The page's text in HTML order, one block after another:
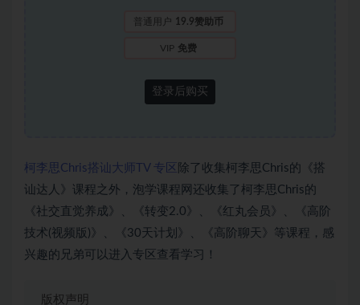
普通用户 19.9赞助币
VIP 免费
登录后购买
柯李思Chris搭讪大师TV 专区 除了收集柯李思Chris的《搭
讪达人》课程之外，泡学课程网还收集了柯李思Chris的
《社交直觉养成》、《转变2.0》、《红丸会员》、《高阶
技术(视频版)》、《30天计划》、《高阶聊天》等课程，感
兴趣的兄弟可以进入专区查看学习！
版权声明